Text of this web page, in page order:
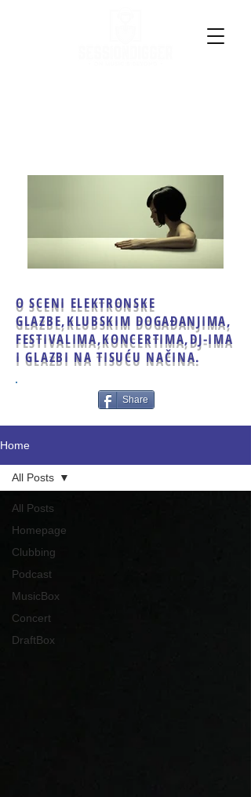
O SCENI ELEKTRONSKE
GLAZBE,KLUBSKIM DOGAĐANJIMA,
FESTIVALIMA,KONCERTIMA,DJ-IMA
I GLAZBI NA TISUĆU NAČINA.
Share
Home
All Posts
Homepage
Clubbing
Podcast
MusicBox
Concert
DraftBox
All Posts